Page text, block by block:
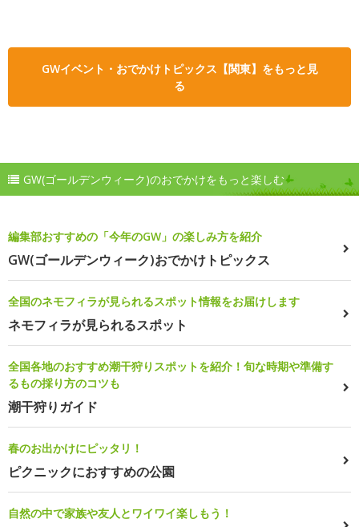
GWイベント・おでかけトピックス【関東】をもっと見
る
GW(ゴールデンウィーク)のおでかけをもっと楽しむ
編集部おすすめの「今年のGW」の楽しみ方を紹介
GW(ゴールデンウィーク)おでかけトピックス
全国のネモフィラが見られるスポット情報をお届けします
ネモフィラが見られるスポット
全国各地のおすすめ潮干狩りスポットを紹介！旬な時期や準備す
るもの採り方のコツも
潮干狩りガイド
春のお出かけにピッタリ！
ピクニックにおすすめの公園
自然の中で家族や友人とワイワイ楽しもう！